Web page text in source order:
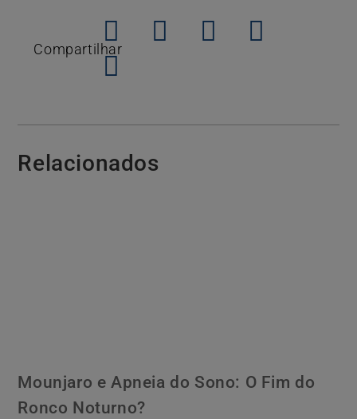
Compartilhar
Relacionados
Mounjaro e Apneia do Sono: O Fim do
Ronco Noturno?